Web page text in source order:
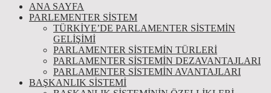
ANA SAYFA
PARLEMENTER SİSTEM
TÜRKIYE’DE PARLAMENTER SISTEMIN
GELIŞIMI
PARLAMENTER SİSTEMİN TÜRLERİ
PARLAMENTER SİSTEMİN DEZAVANTAJLARI
PARLAMENTER SİSTEMİN AVANTAJLARI
BAŞKANLIK SİSTEMİ